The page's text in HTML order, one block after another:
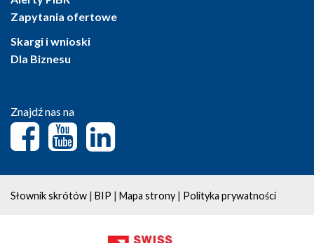
Zapytania ofertowe
Skargi i wnioski
Dla Biznesu
Znajdź nas na
Słownik skrótów | BIP | Mapa strony | Polityka prywatności